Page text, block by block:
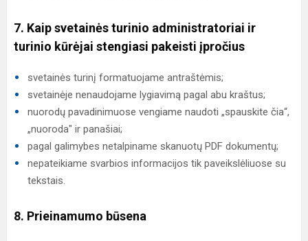
7. Kaip svetainės turinio administratoriai ir
turinio kūrėjai stengiasi pakeisti įpročius
svetainės turinį formatuojame antraštėmis;
svetainėje nenaudojame lygiavimą pagal abu kraštus;
nuorodų pavadinimuose vengiame naudoti „spauskite čia“,
„nuoroda" ir panašiai;
pagal galimybes netalpiname skanuotų PDF dokumentų;
nepateikiame svarbios informacijos tik paveikslėliuose su
tekstais.
8. Prieinamumo būsena